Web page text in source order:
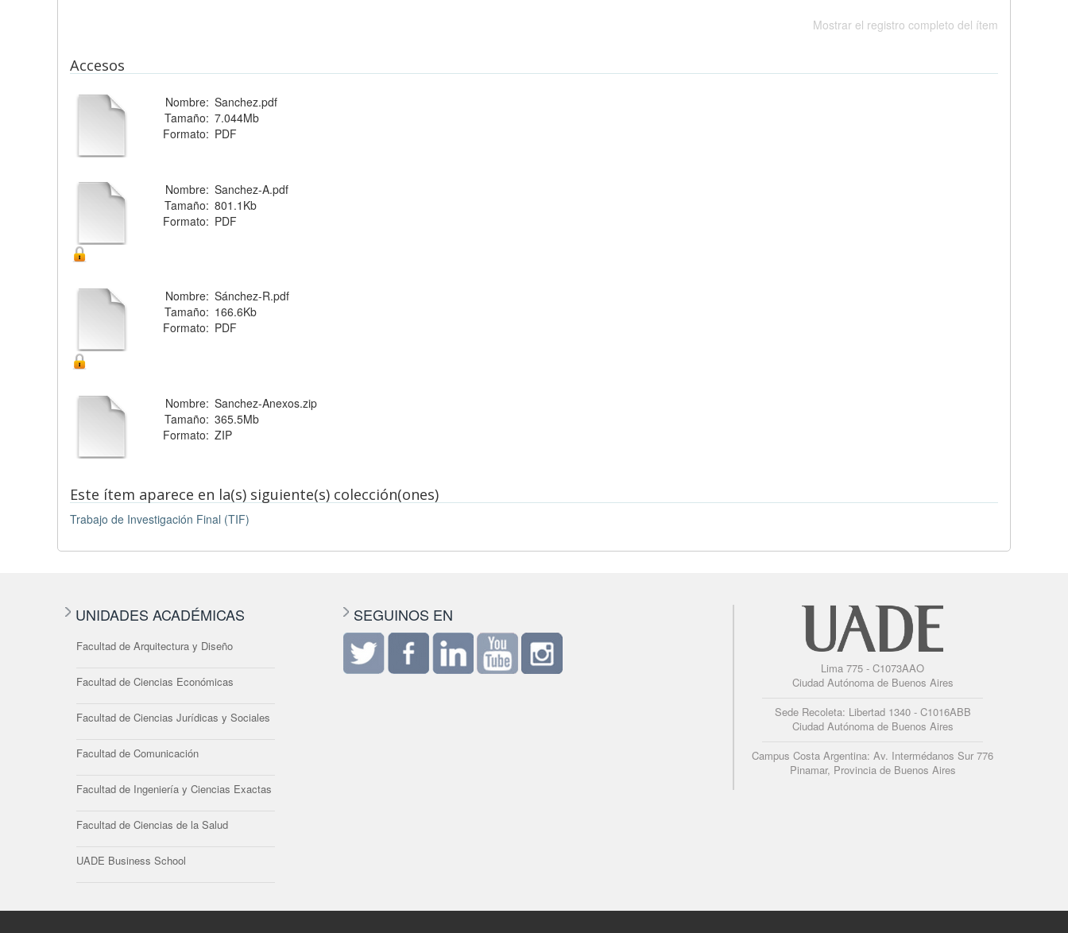
Mostrar el registro completo del ítem
Accesos
Nombre: Sanchez.pdf
Tamaño: 7.044Mb
Formato: PDF
Nombre: Sanchez-A.pdf
Tamaño: 801.1Kb
Formato: PDF
Nombre: Sánchez-R.pdf
Tamaño: 166.6Kb
Formato: PDF
Nombre: Sanchez-Anexos.zip
Tamaño: 365.5Mb
Formato: ZIP
Este ítem aparece en la(s) siguiente(s) colección(ones)
Trabajo de Investigación Final (TIF)
UNIDADES ACADÉMICAS
Facultad de Arquitectura y Diseño
Facultad de Ciencias Económicas
Facultad de Ciencias Jurídicas y Sociales
Facultad de Comunicación
Facultad de Ingeniería y Ciencias Exactas
Facultad de Ciencias de la Salud
UADE Business School
SEGUINOS EN
Lima 775 - C1073AAO
Ciudad Autónoma de Buenos Aires
Sede Recoleta: Libertad 1340 - C1016ABB
Ciudad Autónoma de Buenos Aires
Campus Costa Argentina: Av. Intermédanos Sur 776
Pinamar, Provincia de Buenos Aires